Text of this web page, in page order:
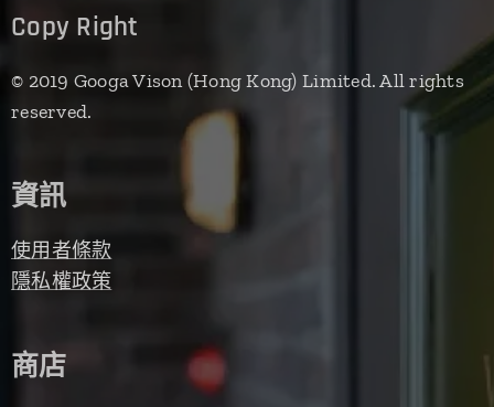
Copy Right
© 2019 Googa Vison (Hong Kong) Limited. All rights
reserved.
資訊
使用者條款
隱私權政策
商店